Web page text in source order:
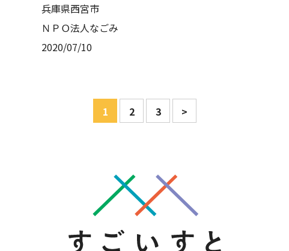
兵庫県西宮市
ＮＰＯ法人なごみ
2020/07/10
1 2 3 >